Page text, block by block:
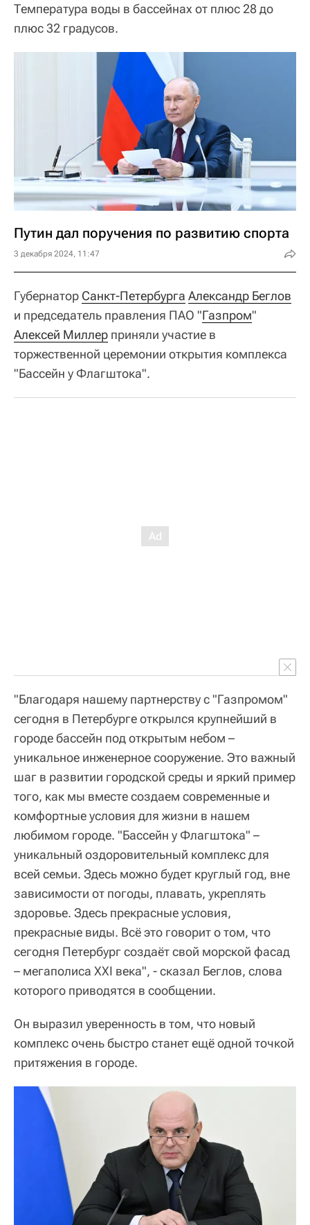
Температура воды в бассейнах от плюс 28 до
плюс 32 градусов.
Путин дал поручения по развитию спорта
3 декабря 2024, 11:47
Губернатор Санкт-Петербурга Александр Беглов
и председатель правления ПАО "Газпром"
Алексей Миллер приняли участие в
торжественной церемонии открытия комплекса
"Бассейн у Флагштока".
"Благодаря нашему партнерству с "Газпромом"
сегодня в Петербурге открылся крупнейший в
городе бассейн под открытым небом –
уникальное инженерное сооружение. Это важный
шаг в развитии городской среды и яркий пример
того, как мы вместе создаем современные и
комфортные условия для жизни в нашем
любимом городе. "Бассейн у Флагштока" –
уникальный оздоровительный комплекс для
всей семьи. Здесь можно будет круглый год, вне
зависимости от погоды, плавать, укреплять
здоровье. Здесь прекрасные условия,
прекрасные виды. Всё это говорит о том, что
сегодня Петербург создаёт свой морской фасад
– мегаполиса XXI века", - сказал Беглов, слова
которого приводятся в сообщении.
Он выразил уверенность в том, что новый
комплекс очень быстро станет ещё одной точкой
притяжения в городе.